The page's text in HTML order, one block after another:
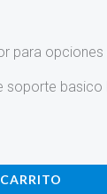
para opciones
soporte basico